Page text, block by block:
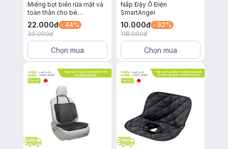
Miếng bọt biển rửa mặt và
toàn thân cho bé
SmartAngel (Bộ 2 cái)
22.000đ - 44%
39.000đ
Chọn mua
Nắp Đậy Ổ Điện
SmartAngel
10.000đ - 92%
118.000đ
Chọn mua